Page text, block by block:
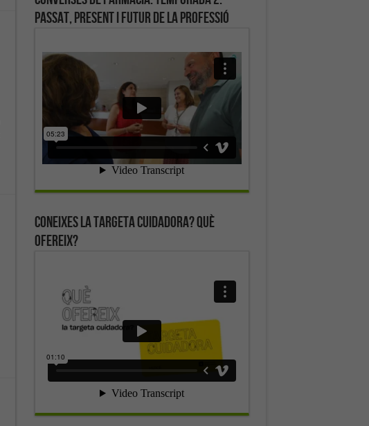
Passat, present i futur de la professió
Coneixes la targeta cuidadora? Què
ofereix?